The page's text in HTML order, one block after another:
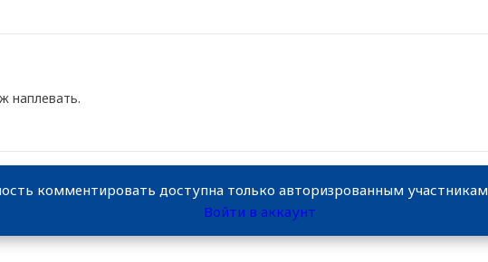
наплевать.
комментировать доступна только авторизрованным участникам
Войти в аккаунт